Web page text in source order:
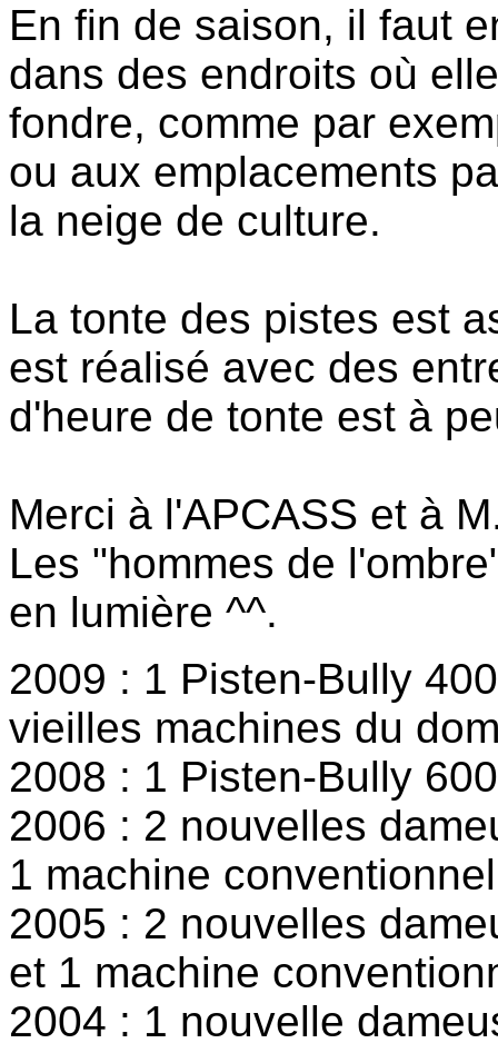
En fin de saison, il faut
dans des endroits où
fondre, comme par
ou aux emplacements
la neige de culture.
La tonte des pistes est
est réalisé avec des
d'heure de tonte est à
Merci à l'APCASS et à
Les "hommes de
en lumière ^^.
2009 : 1 Pisten-Bully
vieilles machines du
2008 : 1 Pisten-Bully
2006 : 2 nouvelles
1 machine
2005 : 2 nouvelles
et 1 machine
2004 : 1 nouvelle